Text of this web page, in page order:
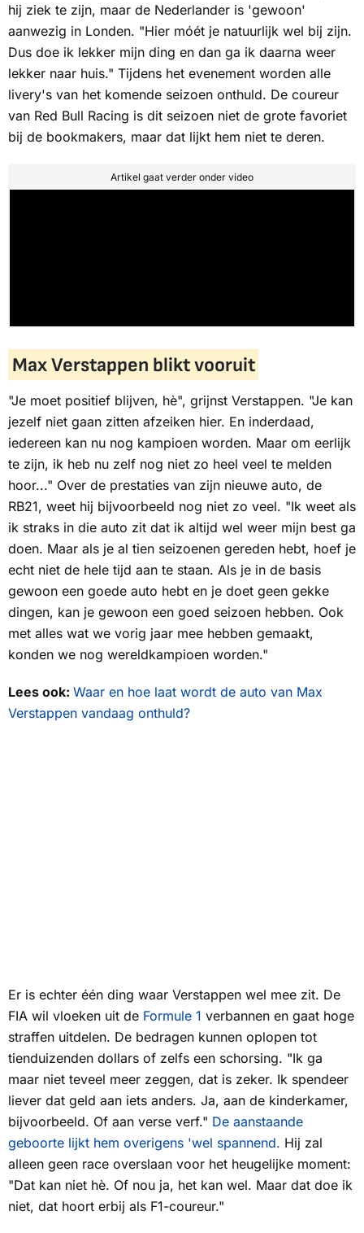
hij ziek te zijn, maar de Nederlander is 'gewoon'
aanwezig in Londen. "Hier móét je natuurlijk wel bij zijn.
Dus doe ik lekker mijn ding en dan ga ik daarna weer
lekker naar huis." Tijdens het evenement worden alle
livery's van het komende seizoen onthuld. De coureur
van Red Bull Racing is dit seizoen niet de grote favoriet
bij de bookmakers, maar dat lijkt hem niet te deren.
Artikel gaat verder onder video
Max Verstappen blikt vooruit
"Je moet positief blijven, hè", grijnst Verstappen. "Je kan
jezelf niet gaan zitten afzeiken hier. En inderdaad,
iedereen kan nu nog kampioen worden. Maar om eerlijk
te zijn, ik heb nu zelf nog niet zo heel veel te melden
hoor..." Over de prestaties van zijn nieuwe auto, de
RB21, weet hij bijvoorbeeld nog niet zo veel. "Ik weet als
ik straks in die auto zit dat ik altijd wel weer mijn best ga
doen. Maar als je al tien seizoenen gereden hebt, hoef je
echt niet de hele tijd aan te staan. Als je in de basis
gewoon een goede auto hebt en je doet geen gekke
dingen, kan je gewoon een goed seizoen hebben. Ook
met alles wat we vorig jaar mee hebben gemaakt,
konden we nog wereldkampioen worden."
Lees ook: Waar en hoe laat wordt de auto van Max
Verstappen vandaag onthuld?
Er is echter één ding waar Verstappen wel mee zit. De
FIA wil vloeken uit de Formule 1 verbannen en gaat hoge
straffen uitdelen. De bedragen kunnen oplopen tot
tienduizenden dollars of zelfs een schorsing. "Ik ga
maar niet teveel meer zeggen, dat is zeker. Ik spendeer
liever dat geld aan iets anders. Ja, aan de kinderkamer,
bijvoorbeeld. Of aan verse verf." De aanstaande
geboorte lijkt hem overigens 'wel spannend. Hij zal
alleen geen race overslaan voor het heugelijke moment:
"Dat kan niet hè. Of nou ja, het kan wel. Maar dat doe ik
niet, dat hoort erbij als F1-coureur."